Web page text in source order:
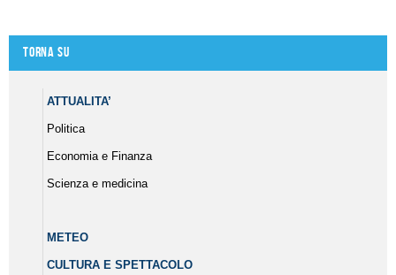
Torna su
ATTUALITA’
Politica
Economia e Finanza
Scienza e medicina
METEO
CULTURA E SPETTACOLO